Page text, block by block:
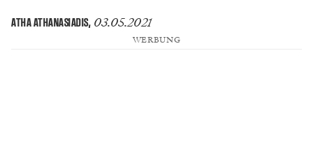
ATHA ATHANASIADIS, 03.05.2021
WERBUNG